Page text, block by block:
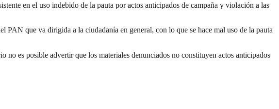
en el uso indebido de la pauta por actos anticipados de campaña y violación a las
que va dirigida a la ciudadanía en general, con lo que se hace mal uso de la pauta
es posible advertir que los materiales denunciados no constituyen actos anticipados